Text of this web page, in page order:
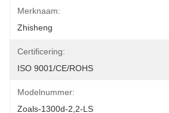
Merknaam:
Zhisheng
Certificering:
ISO 9001/CE/ROHS
Modelnummer:
Zoals-1300d-2,2-LS